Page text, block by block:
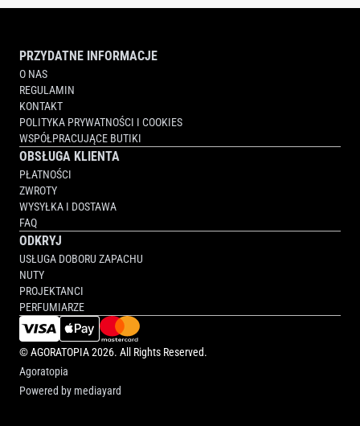
PRZYDATNE INFORMACJE
O NAS
REGULAMIN
KONTAKT
POLITYKA PRYWATNOŚCI I COOKIES
WSPÓŁPRACUJĄCE BUTIKI
OBSŁUGA KLIENTA
PŁATNOŚCI
ZWROTY
WYSYŁKA I DOSTAWA
FAQ
ODKRYJ
USŁUGA DOBORU ZAPACHU
NUTY
PROJEKTANCI
PERFUMIARZE
©AGORATOPIA2026. All Rights Reserved.
Agoratopia
Powered by mediayard